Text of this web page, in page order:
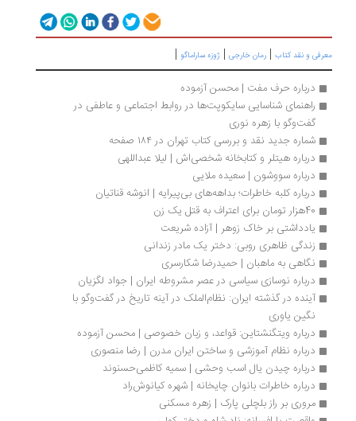
و نقد کتاب|رمان خارجی|ژوزه ساراماگو|
درباره حرف مفت | محسن آزموده
راهنمای شناسایی سایکوپت‌ها در روابط اجتماعی و عاطفی در
گفت‌وگو با زهره نوری
شماره جدید نقد و بررسی کتاب تهران در ۱۸۴ صفحه
درباره هیتلر و کتابخانه شخصی‌اش | لیلا عبداللهی
درباره سووشون | سعیده ملایی
درباره کلبه خاطرات؛ بداهه‌های بی‌پیرایه | انوشه قناتیان
یادداشتی بر خاک زوهر | آزاده شریعت
زندگی ظاهری روبی: دختر یک مادر زندانی
نگاهی به ماهبان | حمیدرضا شکارسری
درباره نوسازی سیاسی در عصر مشروطه ایران | جواد لگزیان
آینده در گذشته ایران: نظام‌الملک در آینه تاریخ در گفت‌وگو با
نگین یاوری
درباره ویتگنشتاین: قواعد، و زبان خصوصی | محسن آزموده
درباره نظام آموزشی و ساختن ایران مدرن | رضا منصوری
درباره چیدن یال اسب وحشی | سمیه کاظمی‌حسنوند
درباره خاطرات بانوان چایخانه | شهره کیانوش‌راد
مروری بر راز بلچلی پارک | زهره مسکنی